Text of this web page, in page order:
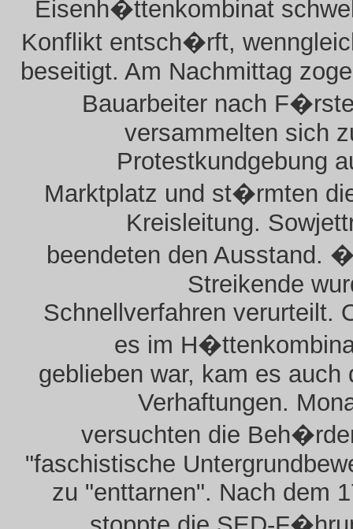
Eisenh�ttenkombinat
Konflikt entsch�rft,
beseitigt. Am Nachmittag
Bauarbeiter nach
versammelten sich
Protestkundgebung
Marktplatz und st�rmten
Kreisleitung.
beendeten den Ausstand.
Streikende
Schnellverfahren verurteilt.
es im
geblieben war, kam es auch
Verhaftungen.
versuchten die
"faschistische
zu "enttarnen". Nach dem